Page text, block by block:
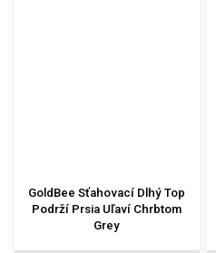
GoldBee Sťahovací Dlhý Top
Podrží Prsia Uľaví Chrbtom
Grey